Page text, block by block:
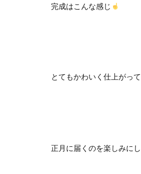
完成はこんな感じ
とてもかわいく仕上がっ
正月に届くのを楽しみに